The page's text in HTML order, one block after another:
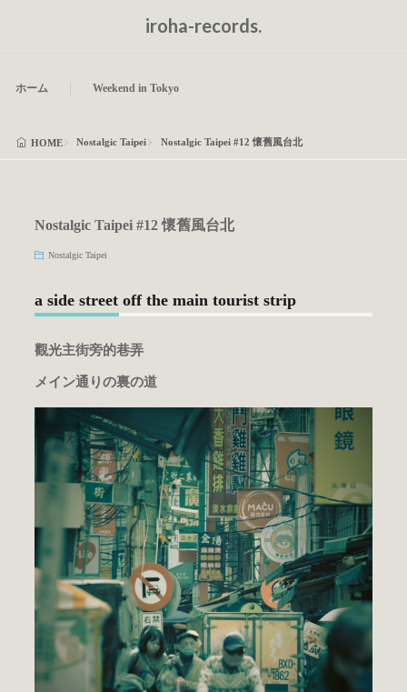
iroha-records.
ホーム Weekend in Tokyo
HOME Nostalgic Taipei Nostalgic Taipei #12 懷舊風台北
Nostalgic Taipei #12 懷舊風台北
Nostalgic Taipei
a side street off the main tourist strip
觀光主街旁的巷弄
メイン通りの裏の道